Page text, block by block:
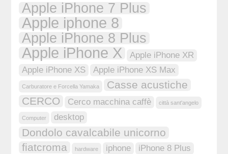
Apple iPhone 7 Plus
Apple iphone 8
Apple iPhone 8 Plus
Apple iPhone X
Apple iPhone XR
Apple iPhone XS
Apple iPhone XS Max
Carburatore e Forcella Yamaka
Casse acustiche
CERCO
Cerco macchina caffè città sant'angelo
Computer desktop
Dondolo cavalcabile unicorno
fiatcroma
hardware iphone iPhone 8 Plus